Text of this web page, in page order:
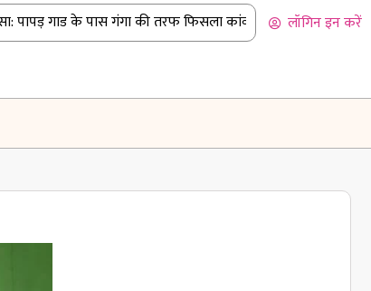
गाड के पास गंगा की तरफ फिसला कांवड़ियों से भरा पिकअप |
लॉगिन इन करें